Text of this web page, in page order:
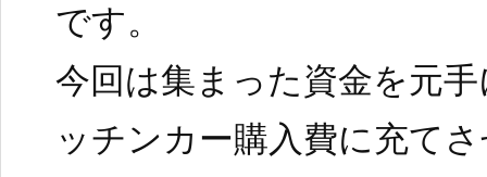
です。
今回は集まった資金を元
ッチンカー購入費に充て